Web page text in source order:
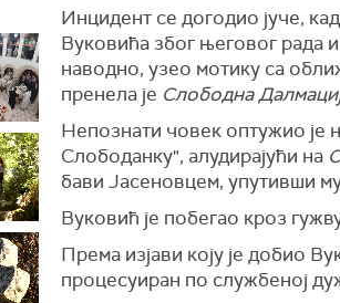
Инцидент се догодио јуче,
Вуковића због његовог рада
наводно, узео мотику са
пренела је Слободна
Непознати човек оптужио је
Слободанку", алудирајући на
бави Јасеновцем, упутивши
Вуковић је побегао кроз
Према изјави коју је добио
процесуиран по службеној